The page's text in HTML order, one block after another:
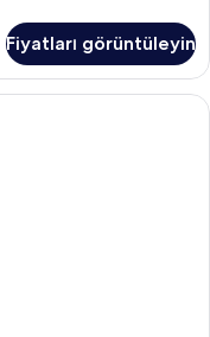
Fiyatları görüntüleyin